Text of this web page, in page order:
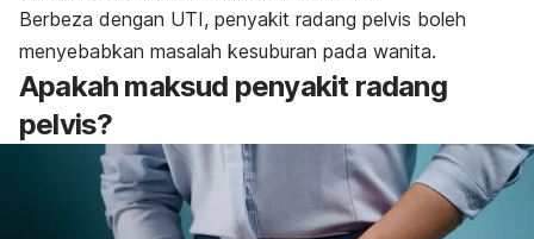
Berbeza dengan UTI, penyakit radang pelvis boleh
menyebabkan masalah kesuburan pada wanita.
Apakah maksud penyakit radang
pelvis?